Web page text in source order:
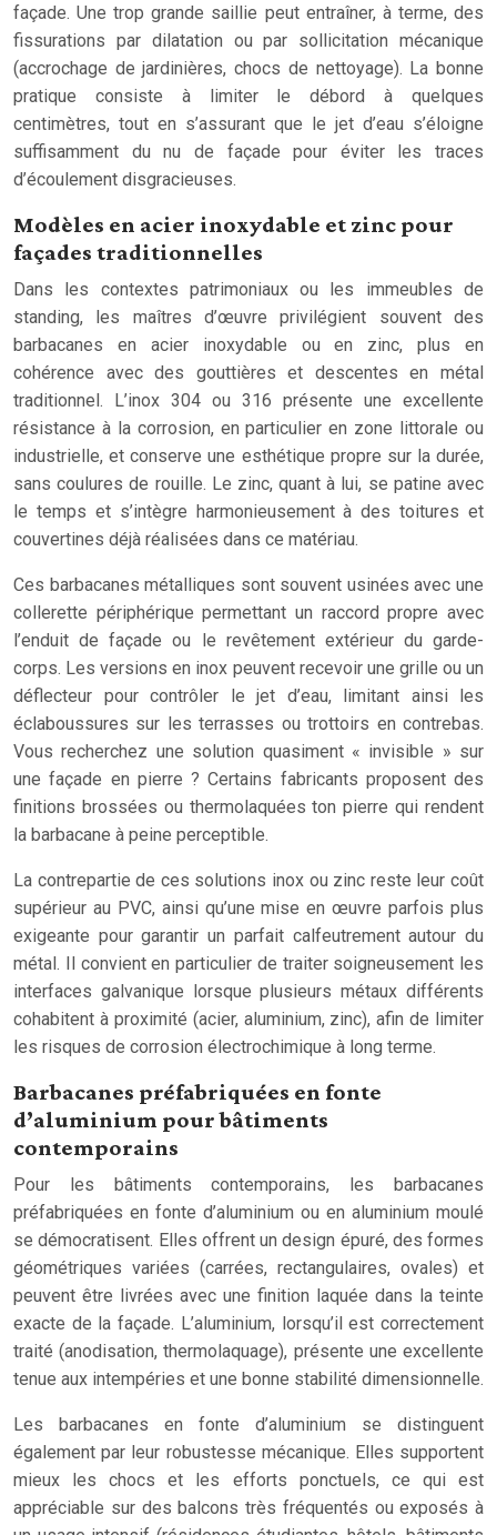
façade. Une trop grande saillie peut entraîner, à terme, des
fissurations par dilatation ou par sollicitation mécanique
(accrochage de jardinières, chocs de nettoyage). La bonne
pratique consiste à limiter le débord à quelques
centimètres, tout en s’assurant que le jet d’eau s’éloigne
suffisamment du nu de façade pour éviter les traces
d’écoulement disgracieuses.
Modèles en acier inoxydable et zinc pour
façades traditionnelles
Dans les contextes patrimoniaux ou les immeubles de
standing, les maîtres d’œuvre privilégient souvent des
barbacanes en acier inoxydable ou en zinc, plus en
cohérence avec des gouttières et descentes en métal
traditionnel. L’inox 304 ou 316 présente une excellente
résistance à la corrosion, en particulier en zone littorale ou
industrielle, et conserve une esthétique propre sur la durée,
sans coulures de rouille. Le zinc, quant à lui, se patine avec
le temps et s’intègre harmonieusement à des toitures et
couvertines déjà réalisées dans ce matériau.
Ces barbacanes métalliques sont souvent usinées avec une
collerette périphérique permettant un raccord propre avec
l’enduit de façade ou le revêtement extérieur du garde-
corps. Les versions en inox peuvent recevoir une grille ou un
déflecteur pour contrôler le jet d’eau, limitant ainsi les
éclaboussures sur les terrasses ou trottoirs en contrebas.
Vous recherchez une solution quasiment « invisible » sur
une façade en pierre ? Certains fabricants proposent des
finitions brossées ou thermolaquées ton pierre qui rendent
la barbacane à peine perceptible.
La contrepartie de ces solutions inox ou zinc reste leur coût
supérieur au PVC, ainsi qu’une mise en œuvre parfois plus
exigeante pour garantir un parfait calfeutrement autour du
métal. Il convient en particulier de traiter soigneusement les
interfaces galvanique lorsque plusieurs métaux différents
cohabitent à proximité (acier, aluminium, zinc), afin de limiter
les risques de corrosion électrochimique à long terme.
Barbacanes préfabriquées en fonte
d’aluminium pour bâtiments
contemporains
Pour les bâtiments contemporains, les barbacanes
préfabriquées en fonte d’aluminium ou en aluminium moulé
se démocratisent. Elles offrent un design épuré, des formes
géométriques variées (carrées, rectangulaires, ovales) et
peuvent être livrées avec une finition laquée dans la teinte
exacte de la façade. L’aluminium, lorsqu’il est correctement
traité (anodisation, thermolaquage), présente une excellente
tenue aux intempéries et une bonne stabilité dimensionnelle.
Les barbacanes en fonte d’aluminium se distinguent
également par leur robustesse mécanique. Elles supportent
mieux les chocs et les efforts ponctuels, ce qui est
appréciable sur des balcons très fréquentés ou exposés à